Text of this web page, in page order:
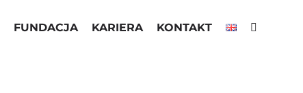
FUNDACJA KARIERA KONTAKT